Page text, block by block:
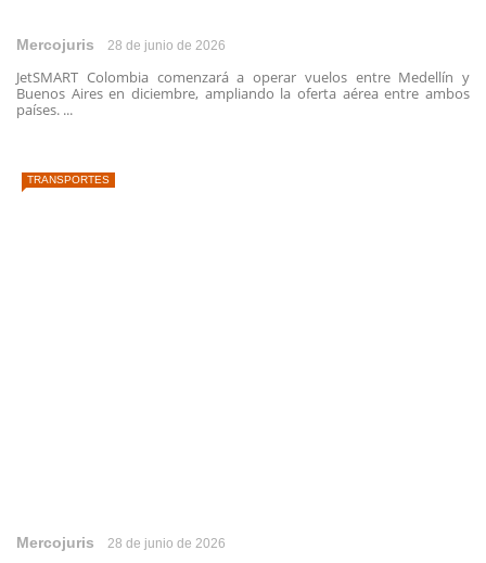
Mercojuris 28 de junio de 2026
JetSMART Colombia comenzará a operar vuelos entre Medellín y
Buenos Aires en diciembre, ampliando la oferta aérea entre ambos
países. ...
TRANSPORTES
Mercojuris 28 de junio de 2026